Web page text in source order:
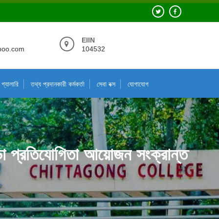
EIIN
104532
গ্যালারি তথ্য প্রদানকারী কর্মকর্তা সেবা বক্স যোগাযোগ
প্রতিযোগিতা আয়োজন সংক্রান্ত